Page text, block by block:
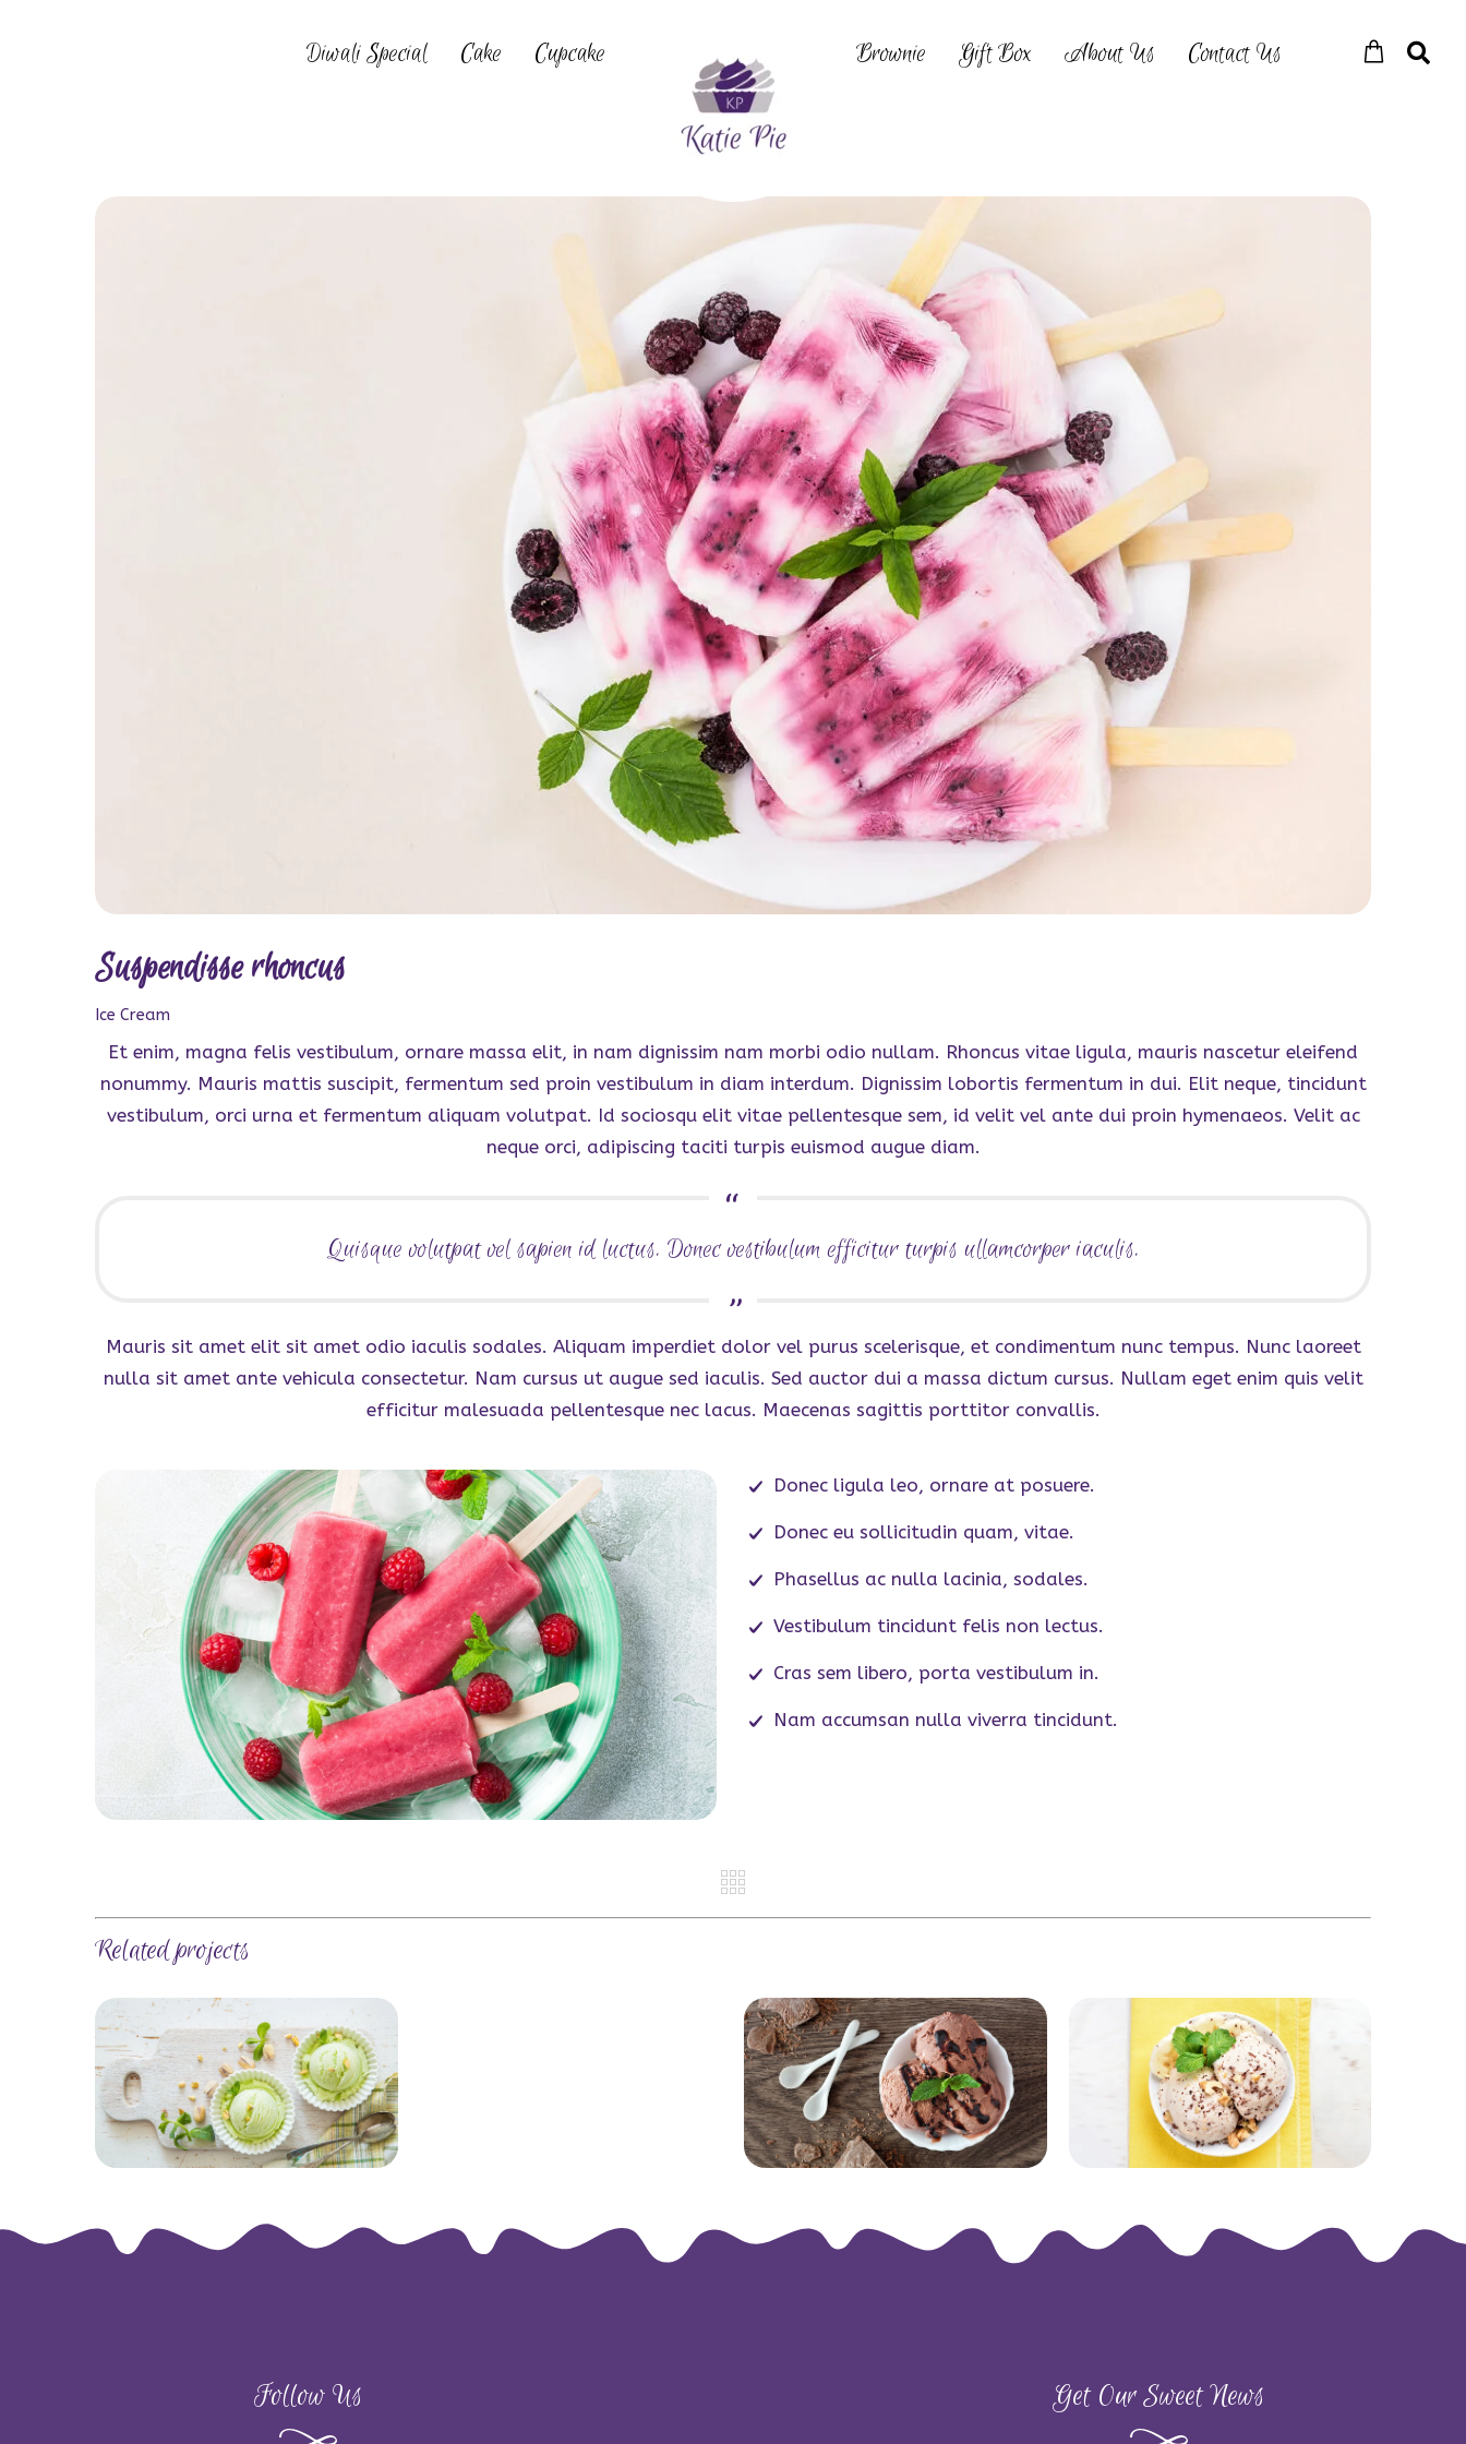
Diwali Special Cake Cupcake Brownie Gift Box About Us Contact Us
Suspendisse rhoncus
Ice Cream
Et enim, magna felis vestibulum, ornare massa elit, in nam dignissim nam morbi odio nullam. Rhoncus vitae ligula, mauris nascetur eleifend
nonummy. Mauris mattis suscipit, fermentum sed proin vestibulum in diam interdum. Dignissim lobortis fermentum in dui. Elit neque, tincidunt
vestibulum, orci urna et fermentum aliquam volutpat. Id sociosqu elit vitae pellentesque sem, id velit vel ante dui proin hymenaeos. Velit ac
neque orci, adipiscing taciti turpis euismod augue diam.
Quisque volutpat vel sapien id luctus. Donec vestibulum efficitur turpis ullamcorper iaculis.
Mauris sit amet elit sit amet odio iaculis sodales. Aliquam imperdiet dolor vel purus scelerisque, et condimentum nunc tempus. Nunc laoreet
nulla sit amet ante vehicula consectetur. Nam cursus ut augue sed iaculis. Sed auctor dui a massa dictum cursus. Nullam eget enim quis velit
efficitur malesuada pellentesque nec lacus. Maecenas sagittis porttitor convallis.
Donec ligula leo, ornare at posuere.
Donec eu sollicitudin quam, vitae.
Phasellus ac nulla lacinia, sodales.
Vestibulum tincidunt felis non lectus.
Cras sem libero, porta vestibulum in.
Nam accumsan nulla viverra tincidunt.
Related projects
Follow Us Get Our Sweet News